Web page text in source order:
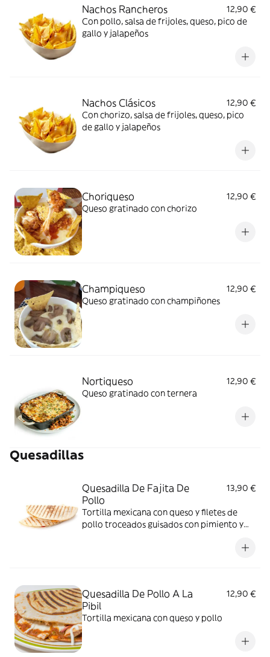
Nachos Rancheros
12,90 €
Con pollo, salsa de frijoles, queso, pico de
gallo y jalapeños
Nachos Clásicos
12,90 €
Con chorizo, salsa de frijoles, queso, pico
de gallo y jalapeños
Choriqueso
12,90 €
Queso gratinado con chorizo
Champiqueso
12,90 €
Queso gratinado con champiñones
Nortiqueso
12,90 €
Queso gratinado con ternera
Quesadillas
Quesadilla De Fajita De
Pollo
13,90 €
Tortilla mexicana con queso y filetes de
pollo troceados guisados con pimiento y
Quesadilla De Pollo A La
Pibil
12,90 €
Tortilla mexicana con queso y pollo